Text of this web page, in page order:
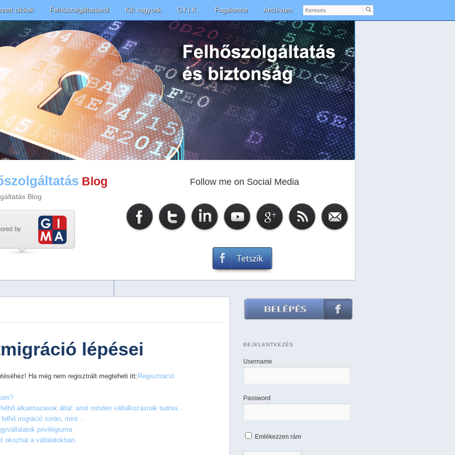
cikkek Felhőszolgáltatásról Kik vagyunk GY.I.K. Fogalomtár Archívum
Keresés
Blog
Blog
Follow me on Social Media
lépései
Ha még nem regisztrált megteheti itt:Regisztráció
alkalmazások által: amit minden vállalkozásnak tudnia…
migráció során, mint…
privilégiuma
okozhat a vállalatokban
BEJELENTKEZÉS
Username
Password
Emlékezzen rám